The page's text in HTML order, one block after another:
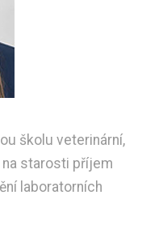
školu veterinární,
na starosti příjem
laboratorních